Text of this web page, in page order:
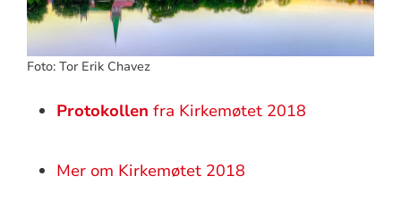
Foto: Tor Erik Chavez
Protokollen fra Kirkemøtet 2018
Mer om Kirkemøtet 2018